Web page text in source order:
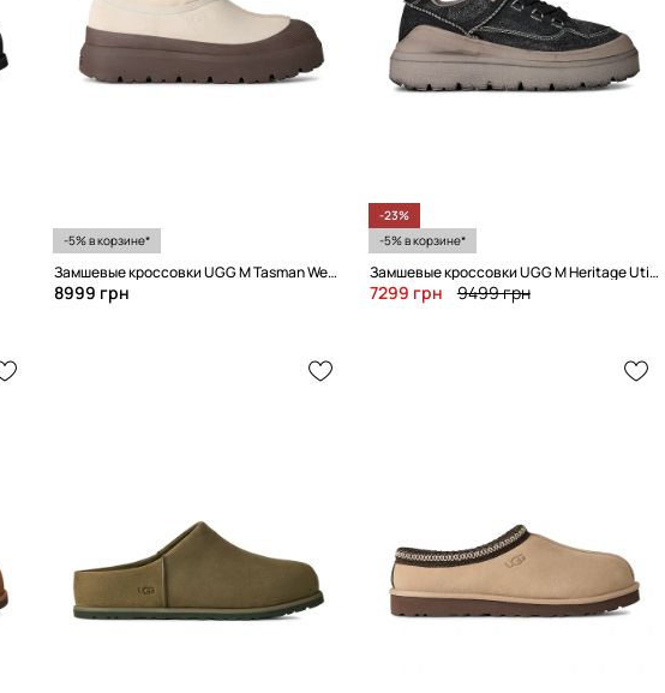
-5% в корзине*
Замшевые кроссовки UGG M Tasman Weather Hybrid
8999 грн
-23%
-5% в корзине*
Замшевые кроссовки UGG M Heritage Utility Sneaker Knoll
7299 грн 9499 грн